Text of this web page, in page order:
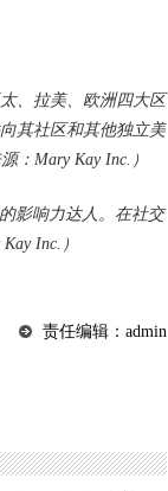
、拉美、欧洲四大区
其社区和其他独立美
：Mary Kay Inc.）
影响力达人。在社交
Inc.）
责任编辑：admin